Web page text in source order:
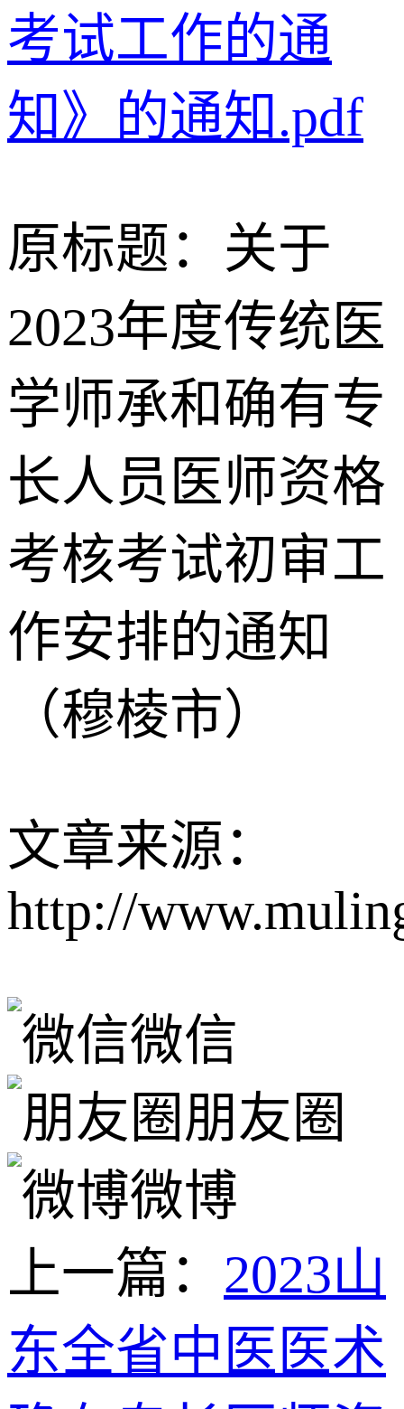
考试工作的通
知》的通知.pdf
原标题：关于
2023年度传统医
学师承和确有专
长人员医师资格
考核考试初审工
作安排的通知
（穆棱市）
文章来源：
http://
微信
朋友圈
微博
上一篇： 2023山
东全省中医医术